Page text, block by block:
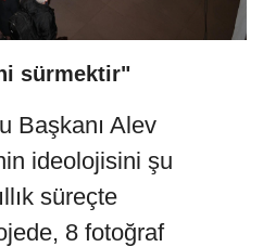
sürmektir"
Başkanı Alev
ideolojisini şu
süreçte
8 fotoğraf